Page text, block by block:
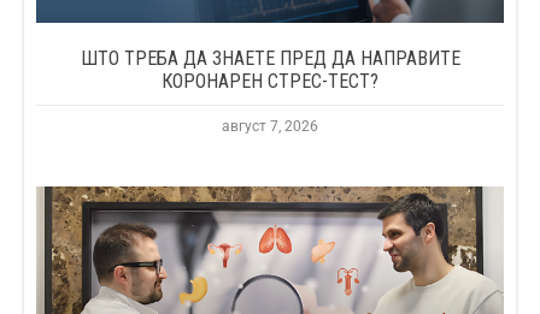
ШТО ТРЕБА ДА ЗНАЕТЕ ПРЕД ДА НАПРАВИТЕ
КОРОНАРЕН СТРЕС-ТЕСТ?
август 7, 2026